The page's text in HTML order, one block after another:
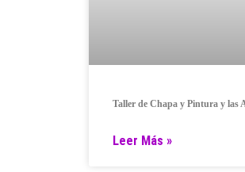
Taller de Chapa y Pintura y las
Leer Más »